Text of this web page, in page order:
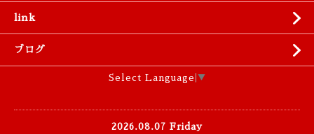
link
ブログ
Select Language ▼
2026.08.07 Friday